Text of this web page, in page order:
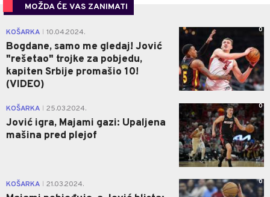
MOŽDA ĆE VAS ZANIMATI
KOŠARKA 10.04.2024.
Bogdane, samo me gledaj! Jović
"rešetao" trojke za pobjedu,
kapiten Srbije promašio 10!
(VIDEO)
0
KOŠARKA 25.03.2024.
Jović igra, Majami gazi: Upaljena
mašina pred plejof
0
KOŠARKA 21.03.2024. 0